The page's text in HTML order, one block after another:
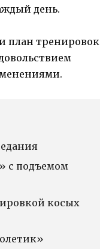
день.
план тренировок
с подъемом
косых